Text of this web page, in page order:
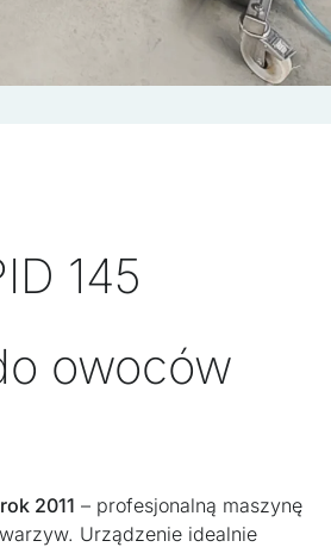
145
owoców
2011 – profesjonalną maszynę
Urządzenie idealnie